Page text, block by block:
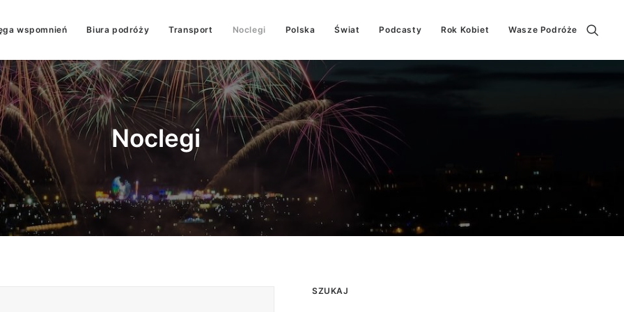
wspomnień Biura podróży Transport Noclegi Polska Świat Podcasty Rok Kobiet Wasze Podróże
Noclegi
SZUKAJ